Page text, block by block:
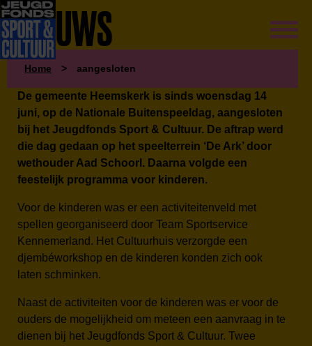
NIEUWS
Home > aangesloten
De gemeente Heemskerk is sinds woensdag 14
juni, op de Nationale Buitenspeeldag, aangesloten
bij het Jeugdfonds Sport & Cultuur. De aftrap werd
die dag gedaan op het speelterrein ‘De Ark’ door
wethouder Aad Schoorl. Daarna volgde een
feestelijk programma voor kinderen.
Voor de kinderen was er een activiteitenveld met
spellen georganiseerd door Team Sportservice
Kennemerland. Het Cultuurhuis verzorgde een
djembéworkshop en de kinderen konden zich ook
laten schminken.
Naast de activiteiten voor de kinderen was er voor de
ouders de mogelijkheid om meteen een aanvraag in te
dienen bij het Jeugdfonds Sport & Cultuur. Twee